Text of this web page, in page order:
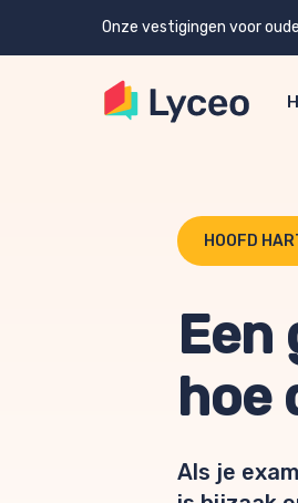
Onze vestigingen voor
HOOFD
Een
hoe
Als je